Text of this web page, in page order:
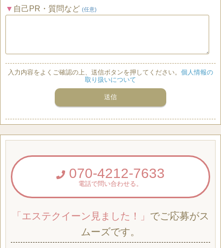
自己PR・質問など (任意)
入力内容をよくご確認の上、送信ボタンを押してください。 個人情報の
取り扱いについて
070-4212-7633
電話で問い合わせる。
「エステクイーン見ました！」 でご応募がス
ムーズです。